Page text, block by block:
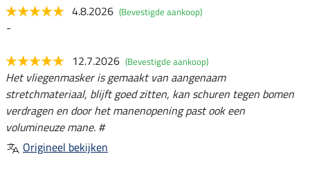
4.8.2026 (Bevestigde aankoop)
-
12.7.2026 (Bevestigde aankoop)
Het vliegenmasker is gemaakt van aangenaam
stretchmateriaal, blijft goed zitten, kan schuren tegen bomen
verdragen en door het manenopening past ook een
volumineuze mane. #
Origineel bekijken